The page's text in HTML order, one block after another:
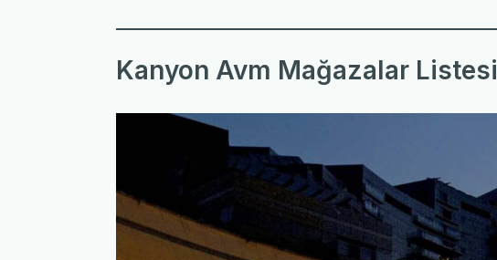
Kanyon Avm Mağazalar Listesi